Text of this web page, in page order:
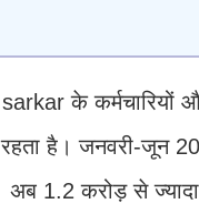
के
रहता है। जनवरी-जून
अब 1.2 करोड़ से